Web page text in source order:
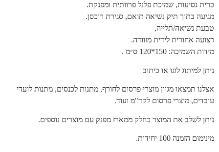
כרית נסיעות, שמיכת פלנל פרוותית ומפנקת.
מגיעה בתוך תיק נשיאה תואם, סגירת רוכסן.
טבעת נשיאה/תלייה,
רצועה אחורית לידית מזוודה.
מידות השמיכה: 150*120 ס״מ .
ניתן למיתוג לוגו או כיתוב
אצלנו תמצאו מגוון מוצרי פרסום לחורף, מתנות לכנסים, מתנות לועדי
עובדים, מוצרי פרסום לקד"מ ועוד.
ניתן לשלב את המוצר כחלק ממארז מפנק עם מוצרים נוספים.
מינימום הזמנה 100 יחידות.